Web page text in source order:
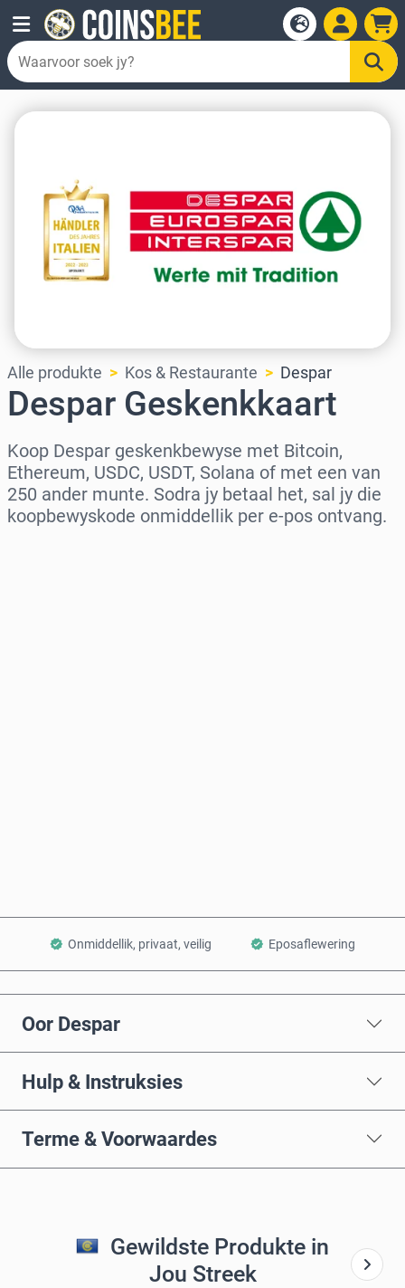
Alle produkte Kos & Restaurante Despar
Despar Geskenkkaart
Koop Despar geskenkbewyse met Bitcoin,
Ethereum, USDC, USDT, Solana of met een van
250 ander munte. Sodra jy betaal het, sal jy die
koopbewyskode onmiddellik per e-pos ontvang.
Onmiddellik, privaat, veilig Eposaflewering
Oor Despar
Hulp & Instruksies
Terme & Voorwaardes
Gewildste Produkte in
Jou Streek